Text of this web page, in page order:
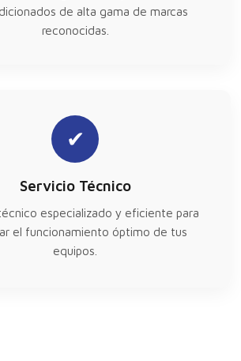
de alta gama de marcas
reconocidas.
✔
Servicio Técnico
especializado y eficiente para
el funcionamiento óptimo de tus
equipos.